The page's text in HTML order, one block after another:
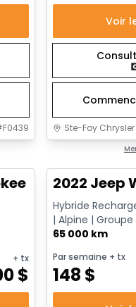
F0439
Voir
Ste-Foy Chrysler
Altitude
+ tx
$
Très bonne
2022 Jeep
Hybride
| Alpine |
Remorquage
65 000 km
Par semaine + tx
148 $